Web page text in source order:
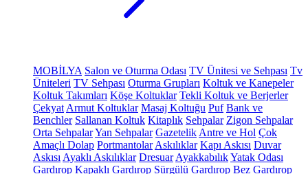
MOBİLYA Salon ve Oturma Odası TV Ünitesi ve Sehpası Tv
Üniteleri TV Sehpası Oturma Grupları Koltuk ve Kanepeler
Koltuk Takımları Köşe Koltuklar Tekli Koltuk ve Berjerler
Çekyat Armut Koltuklar Masaj Koltuğu Puf Bank ve
Benchler Sallanan Koltuk Kitaplık Sehpalar Zigon Sehpalar
Orta SehpalarYan Sehpalar Gazetelik Antre ve Hol Çok
Amaçlı Dolap Portmantolar Askılıklar Kapı Askısı Duvar
Askısı Ayaklı Askılıklar Dresuar AyakkabılıkYatak Odası
Gardırop Kapaklı Gardırop Sürgülü Gardırop Bez Gardırop